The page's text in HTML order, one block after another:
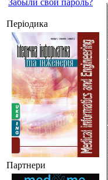
Забыли свой пароль?
Періодика
Партнери